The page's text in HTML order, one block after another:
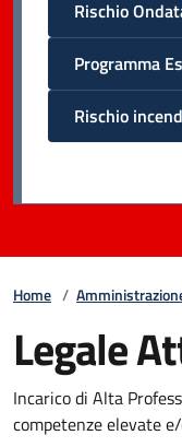
Rischio
Programma
Rischio
Home /
Legale
Incarico di Alta
competenze elevate